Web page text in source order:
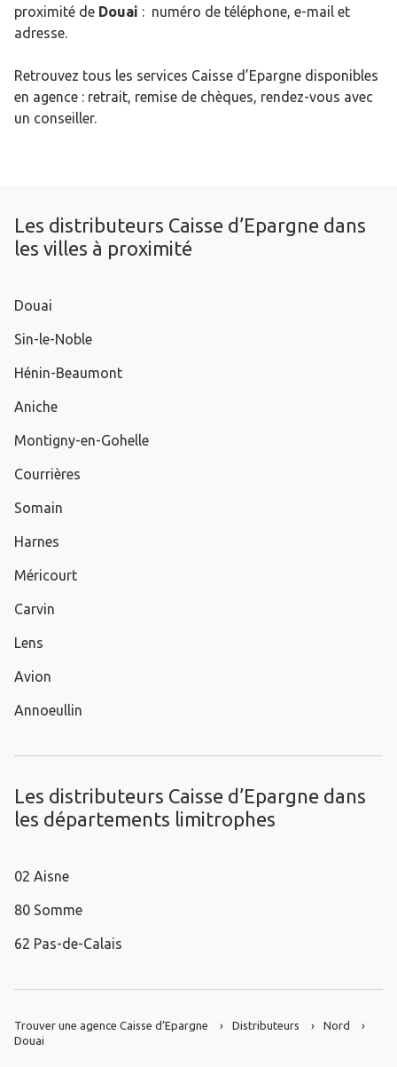
proximité de Douai : numéro de téléphone, e-mail et
adresse.
Retrouvez tous les services Caisse d’Epargne disponibles
en agence : retrait, remise de chèques, rendez-vous avec
un conseiller.
Les distributeurs Caisse d’Epargne dans
les villes à proximité
Douai
Sin-le-Noble
Hénin-Beaumont
Aniche
Montigny-en-Gohelle
Courrières
Somain
Harnes
Méricourt
Carvin
Lens
Avion
Annoeullin
Les distributeurs Caisse d’Epargne dans
les départements limitrophes
02 Aisne
80 Somme
62 Pas-de-Calais
Trouver une agence Caisse d’Epargne Distributeurs
Nord
Douai